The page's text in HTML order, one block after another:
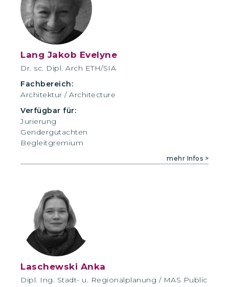
Lang Jakob Evelyne
Dr. sc. Dipl. Arch ETH/SIA
Fachbereich:
Architektur / Architecture
Verfügbar für:
Jurierung
Gendergutachten
Begleitgremium
mehr Infos >
Laschewski Anka
Dipl. Ing. Stadt- u. Regionalplanung / MAS Public